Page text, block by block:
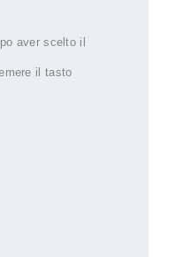
aver scelto il
il tasto